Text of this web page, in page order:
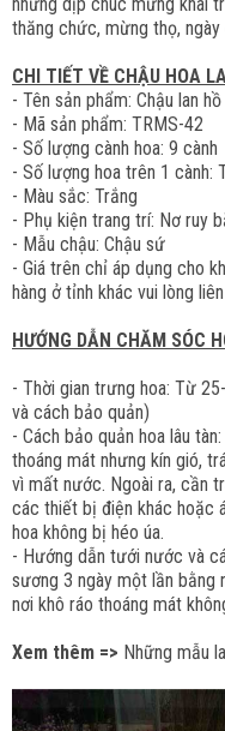
thăng chức, mừng thọ,
CHI TIẾT VỀ CHẬU HOA
- Tên sản phẩm: Chậu lan
- Mã sản phẩm: TRMS-42
- Số lượng cành hoa: 9 cành
- Số lượng hoa trên 1 cành:
- Màu sắc: Trắng
- Phụ kiện trang trí: Nơ ruy
- Mẫu chậu: Chậu sứ
- Giá trên chỉ áp dụng cho
hàng ở tỉnh khác vui lòng
HƯỚNG DẪN CHĂM SÓC
- Thời gian trưng hoa: Từ
và cách bảo quản)
- Cách bảo quản hoa lâu
thoáng mát nhưng kín gió,
vì mất nước. Ngoài ra, cần
các thiết bị điện khác hoặc
hoa không bị héo úa.
- Hướng dẫn tưới nước và
sương 3 ngày một lần
nơi khô ráo thoáng mát
Xem thêm => Những mẫu